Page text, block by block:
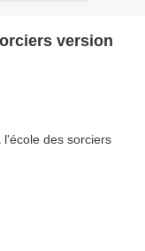
version